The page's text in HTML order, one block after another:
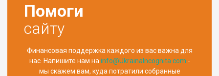
Помоги
сайту
Финансовая поддержка каждого из вас важна для
нас. Напишите нам на info@UkrainaIncognita.com -
мы скажем вам, куда потратили собранные